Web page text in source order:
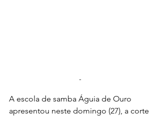
-
A escola de samba Águia de Ouro
apresentou neste domingo (27), a corte